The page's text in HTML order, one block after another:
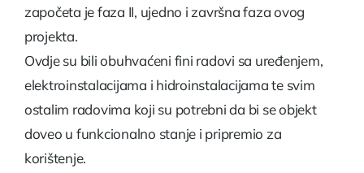
započeta je faza II, ujedno i završna faza ovog
projekta.
Ovdje su bili obuhvaćeni fini radovi sa uređenjem,
elektroinstalacijama i hidroinstalacijama te svim
ostalim radovima koji su potrebni da bi se objekt
doveo u funkcionalno stanje i pripremio za
korištenje.